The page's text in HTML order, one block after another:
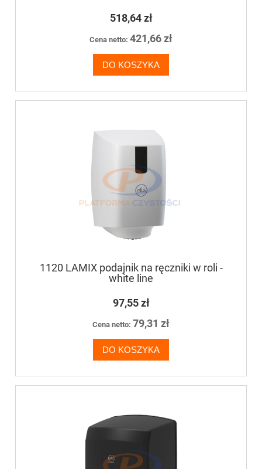
518,64 zł
Cena netto: 421,66 zł
DO KOSZYKA
1120 LAMIX podajnik na ręczniki w roli -
white line
97,55 zł
Cena netto: 79,31 zł
DO KOSZYKA